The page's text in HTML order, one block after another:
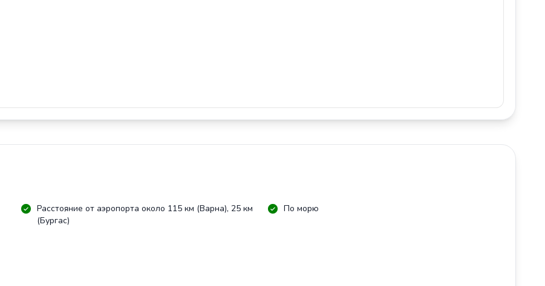
Расстояние от аэропорта около 115 км (Варна), 25 км
(Бургас)
По морю